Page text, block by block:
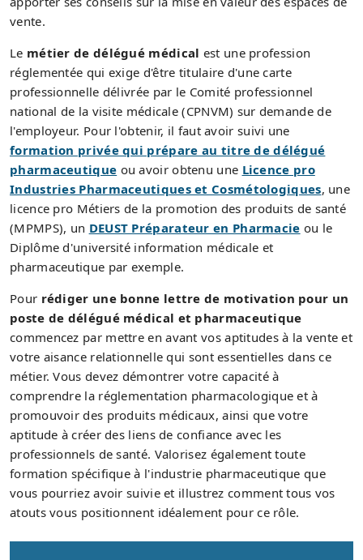
vente.
Le métier de délégué médical est une profession
réglementée qui exige d'être titulaire d'une carte
professionnelle délivrée par le Comité professionnel
national de la visite médicale (CPNVM) sur demande de
l'employeur. Pour l'obtenir, il faut avoir suivi une
formation privée qui prépare au titre de délégué
pharmaceutique ou avoir obtenu une Licence pro
Industries Pharmaceutiques et Cosmétologiques, une
licence pro Métiers de la promotion des produits de santé
(MPMPS), un DEUST Préparateur en Pharmacie ou le
Diplôme d'université information médicale et
pharmaceutique par exemple.
Pour rédiger une bonne lettre de motivation pour un
poste de délégué médical et pharmaceutique
commencez par mettre en avant vos aptitudes à la vente et
votre aisance relationnelle qui sont essentielles dans ce
métier. Vous devez démontrer votre capacité à
comprendre la réglementation pharmacologique et à
promouvoir des produits médicaux, ainsi que votre
aptitude à créer des liens de confiance avec les
professionnels de santé. Valorisez également toute
formation spécifique à l'industrie pharmaceutique que
vous pourriez avoir suivie et illustrez comment tous vos
atouts vous positionnent idéalement pour ce rôle.